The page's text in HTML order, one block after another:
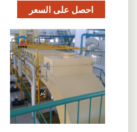
احصل على السعر